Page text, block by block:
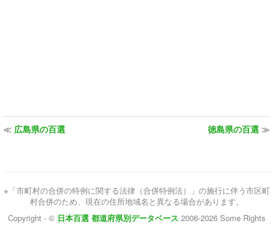
≪ 広島県の百選 徳島県の百選 ≫
※「市町村の合併の特例に関する法律（合併特例法）」の施行に伴う市区町
村合併のため、現在の住所地域名と異なる場合があります。
Copyright - © 日本百選 都道府県別データベース 2006-2026 Some Rights